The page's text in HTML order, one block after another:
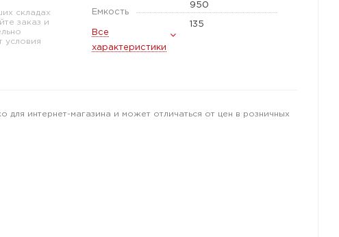
складах
заказ и
условия
950
Емкость
135
Все
характеристики
для интернет-магазина и может отличаться от цен в розничных